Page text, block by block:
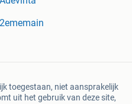
2ememain
toegestaan, niet aansprakelijk
uit het gebruik van deze site,